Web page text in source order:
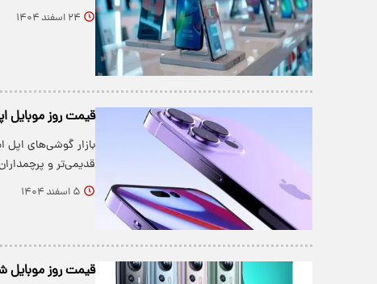
۲۴ اسفند ۱۴۰۴
قیمت روز موبایل اپل امروز 5
قدیمی‌تر و
۵ اسفند ۱۴۰۴
قیمت روز موبایل شیائومی